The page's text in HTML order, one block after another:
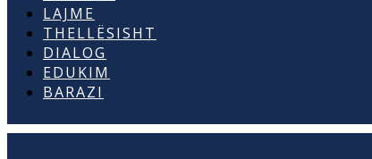
LAJME
THELLËSISHT
DIALOG
EDUKIM
BARAZI